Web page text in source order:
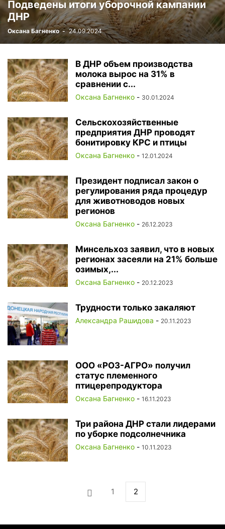
Подведены итоги уборочной кампании
ДНР
Оксана Багненко - 24.09.2024
В ДНР объем производства
молока вырос на 31% в
сравнении с...
Оксана Багненко - 30.01.2024
Сельскохозяйственные
предприятия ДНР проводят
бонитировку КРС и птицы
Оксана Багненко - 12.01.2024
Президент подписал закон о
регулирования ряда процедур
для животноводов новых
регионов
Оксана Багненко - 26.12.2023
Минсельхоз заявил, что в новых
регионах засеяли на 21% больше
озимых,...
Оксана Багненко - 20.12.2023
Трудности только закаляют
Александра Рашидова - 20.11.2023
ООО «РОЗ-АГРО» получил
статус племенного
птицерепродуктора
Оксана Багненко - 16.11.2023
Три района ДНР стали лидерами
по уборке подсолнечника
Оксана Багненко - 10.11.2023
1 2